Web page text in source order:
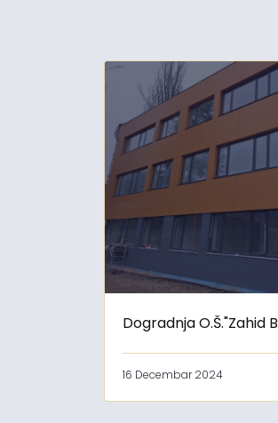
Dogradnja O.Š."Zahid
16 Decembar 2024